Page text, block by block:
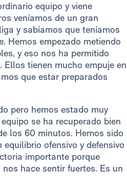
equipo y viene
veníamos de un gran
y sabíamos que teníamos
Hemos empezado metiendo
y eso nos ha permitido
tienen mucho empuje en
que estar preparados
pero hemos estado muy
se ha recuperado bien
los 60 minutos. Hemos sido
ofensivo y defensivo
importante porque
hace sentir fuertes. Es un